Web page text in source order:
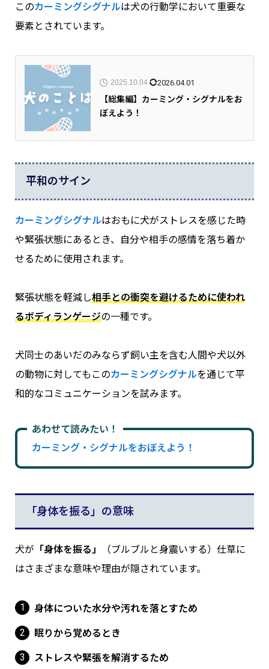
このカーミングシグナルは犬の行動学において重要な
要素とされています。
2025.10.04 2026.04.01
【総集編】カーミング・シグナルをお
ぼえよう！
平和のサイン
カーミングシグナルはおもに犬がストレスを感じた時
や緊張状態にあるとき、自分や相手の感情を落ち着か
せるために使用されます。
緊張状態を軽減し相手との衝突を避けるために使われ
るボディランゲージの一種です。
犬同士のあいだのみならず飼い主を含む人間や犬以外
の動物に対してもこのカーミングシグナルを通じて平
和的なコミュニケーションを試みます。
あわせて読みたい！
カーミング・シグナルをおぼえよう！
「身体を振る」の意味
犬が 「身体を振る」
（ブルブルと身震いする）仕草に
はさまざまな意味や理由が隠されています。
身体についた水分や汚れを落とすため
眠りから覚めるとき
ストレスや緊張を解消するため